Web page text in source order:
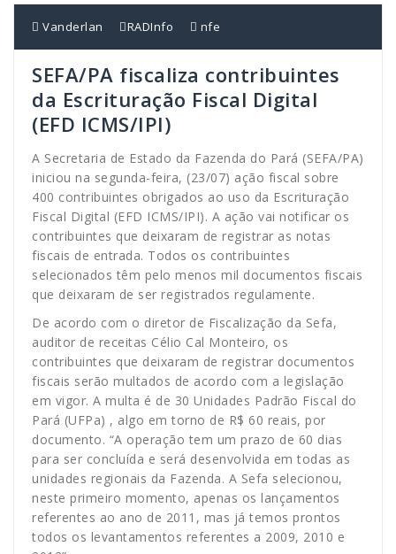
Vanderlan RADInfo nfe
SEFA/PA fiscaliza contribuintes
da Escrituração Fiscal Digital
(EFD ICMS/IPI)
A Secretaria de Estado da Fazenda do Pará (SEFA/PA)
iniciou na segunda-feira, (23/07) ação fiscal sobre
400 contribuintes obrigados ao uso da Escrituração
Fiscal Digital (EFD ICMS/IPI). A ação vai notificar os
contribuintes que deixaram de registrar as notas
fiscais de entrada. Todos os contribuintes
selecionados têm pelo menos mil documentos fiscais
que deixaram de ser registrados regulamente.
De acordo com o diretor de Fiscalização da Sefa,
auditor de receitas Célio Cal Monteiro, os
contribuintes que deixaram de registrar documentos
fiscais serão multados de acordo com a legislação
em vigor. A multa é de 30 Unidades Padrão Fiscal do
Pará (UFPa) , algo em torno de R$ 60 reais, por
documento. “A operação tem um prazo de 60 dias
para ser concluída e será desenvolvida em todas as
unidades regionais da Fazenda. A Sefa selecionou,
neste primeiro momento, apenas os lançamentos
referentes ao ano de 2011, mas já temos prontos
todos os levantamentos referentes a 2009, 2010 e